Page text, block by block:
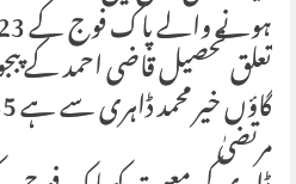
تعلق تحصیل قاضی احمد کے
مرتضیٰ